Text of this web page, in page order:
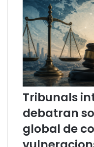
d
e
f
e
b
r
e
r
(
2
0
2
)
Tribunals
debatran
global de